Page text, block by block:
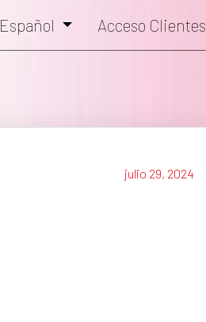
Español Acceso Clientes
julio 29, 2024